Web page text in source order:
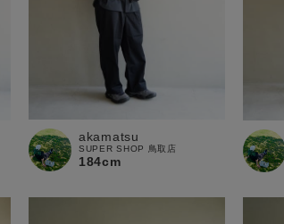
akamatsu
SUPER SHOP 鳥取店
184cm